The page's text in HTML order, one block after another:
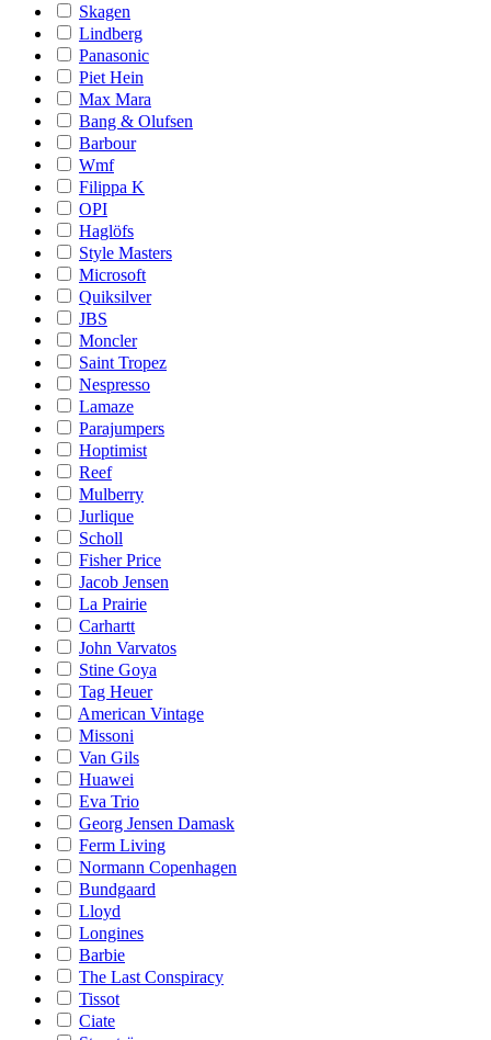
Skagen
Lindberg
Panasonic
Piet Hein
Max Mara
Bang & Olufsen
Barbour
Wmf
Filippa K
OPI
Haglöfs
Style Masters
Microsoft
Quiksilver
JBS
Moncler
Saint Tropez
Nespresso
Lamaze
Parajumpers
Hoptimist
Reef
Mulberry
Jurlique
Scholl
Fisher Price
Jacob Jensen
La Prairie
Carhartt
John Varvatos
Stine Goya
Tag Heuer
American Vintage
Missoni
Van Gils
Huawei
Eva Trio
Georg Jensen Damask
Ferm Living
Normann Copenhagen
Bundgaard
Lloyd
Longines
Barbie
The Last Conspiracy
Tissot
Ciate